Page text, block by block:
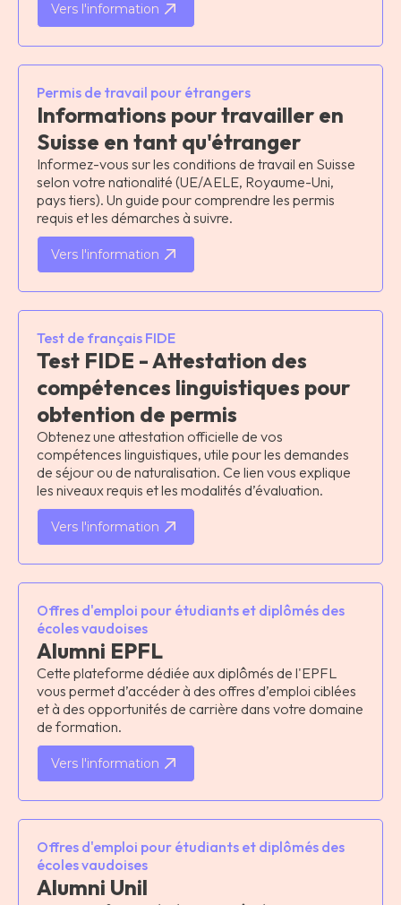
Vers l'information
Permis de travail pour étrangers
Informations pour travailler en
Suisse en tant qu'étranger
Informez-vous sur les conditions de travail en Suisse
selon votre nationalité (UE/AELE, Royaume-Uni,
pays tiers). Un guide pour comprendre les permis
requis et les démarches à suivre.
Vers l'information
Test de français FIDE
Test FIDE - Attestation des
compétences linguistiques pour
obtention de permis
Obtenez une attestation officielle de vos
compétences linguistiques, utile pour les demandes
de séjour ou de naturalisation. Ce lien vous explique
les niveaux requis et les modalités d’évaluation.
Vers l'information
Offres d'emploi pour étudiants et diplômés des
écoles vaudoises
Alumni EPFL
Cette plateforme dédiée aux diplômés de l'EPFL
vous permet d’accéder à des offres d’emploi ciblées
et à des opportunités de carrière dans votre domaine
de formation.
Vers l'information
Offres d'emploi pour étudiants et diplômés des
écoles vaudoises
Alumni Unil